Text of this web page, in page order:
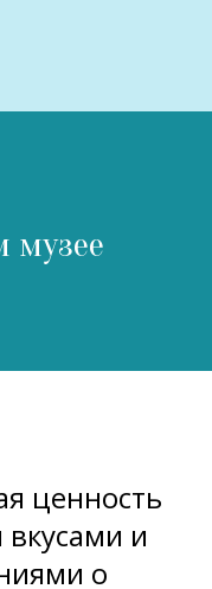
музее
ценность
и
о